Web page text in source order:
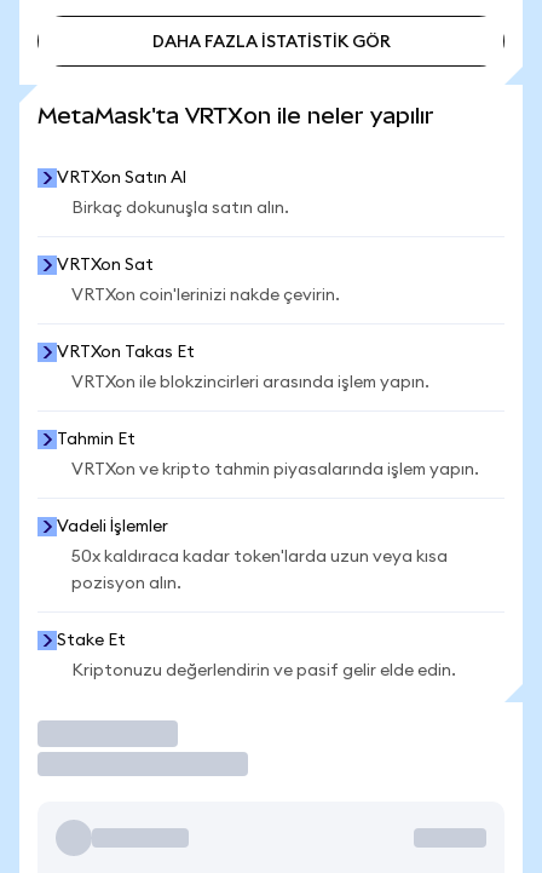
DAHA FAZLA İSTATİSTİK GÖR
MetaMask'ta VRTXon ile neler yapılır
VRTXon Satın Al
Birkaç dokunuşla satın alın.
VRTXon Sat
VRTXon coin'lerinizi nakde çevirin.
VRTXon Takas Et
VRTXon ile blokzincirleri arasında işlem yapın.
Tahmin Et
VRTXon ve kripto tahmin piyasalarında işlem yapın.
Vadeli İşlemler
50x kaldıraca kadar token'larda uzun veya kısa
pozisyon alın.
Stake Et
Kriptonuzu değerlendirin ve pasif gelir elde edin.